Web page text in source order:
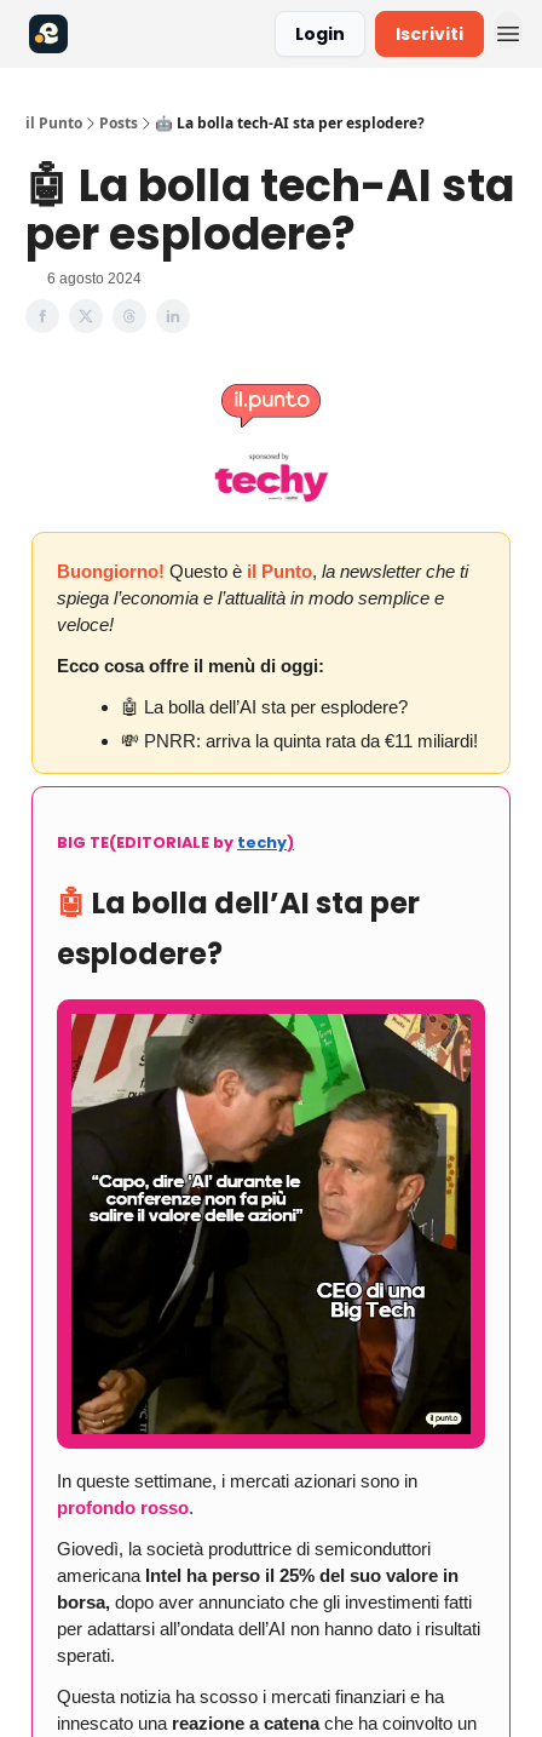
Login Iscriviti
il Punto Posts 🤖 La bolla tech-AI sta per esplodere?
🤖 La bolla tech-AI sta
per esplodere?
6 agosto 2024
Buongiorno! Questo è il Punto, la newsletter che ti
spiega l’economia e l’attualità in modo semplice e
veloce!
Ecco cosa offre il menù di oggi:
🤖 La bolla dell’AI sta per esplodere?
💸 PNRR: arriva la quinta rata da €11 miliardi!
BIG TE(EDITORIALE by techy)
🤖 La bolla dell’AI sta per
esplodere?
In queste settimane, i mercati azionari sono in
profondo rosso.
Giovedì, la società produttrice di semiconduttori
americana Intel ha perso il 25% del suo valore in
borsa, dopo aver annunciato che gli investimenti fatti
per adattarsi all’ondata dell’AI non hanno dato i risultati
sperati.
Questa notizia ha scosso i mercati finanziari e ha
innescato una reazione a catenache ha coinvolto un